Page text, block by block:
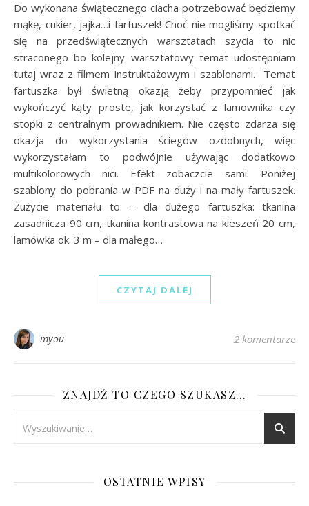
Do wykonana świątecznego ciacha potrzebować będziemy
mąkę, cukier, jajka…i fartuszek! Choć nie mogliśmy spotkać
się na przedświątecznych warsztatach szycia to nic
straconego bo kolejny warsztatowy temat udostępniam
tutaj wraz z filmem instruktażowym i szablonami. Temat
fartuszka był świetną okazją żeby przypomnieć jak
wykończyć kąty proste, jak korzystać z lamownika czy
stopki z centralnym prowadnikiem. Nie często zdarza się
okazja do wykorzystania ściegów ozdobnych, więc
wykorzystałam to podwójnie używając dodatkowo
multikolorowych nici. Efekt zobaczcie sami. Poniżej
szablony do pobrania w PDF na duży i na mały fartuszek.
Zużycie materiału to: – dla dużego fartuszka: tkanina
zasadnicza 90 cm, tkanina kontrastowa na kieszeń 20 cm,
lamówka ok. 3 m – dla małego…
CZYTAJ DALEJ
myou 2 komentarze
ZNAJDŹ TO CZEGO SZUKASZ…
OSTATNIE WPISY